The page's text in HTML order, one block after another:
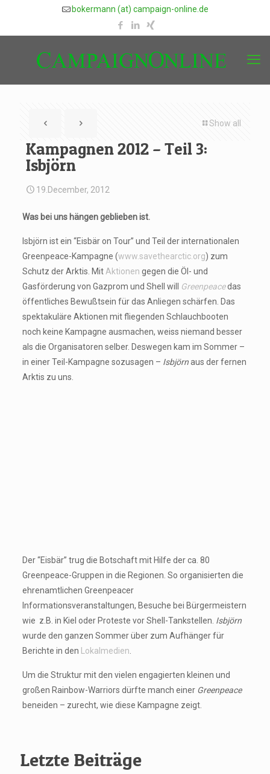
bokermann (at) campaign-online.de
Show all
Kampagnen 2012 – Teil 3:
Isbjörn
19.December, 2012
Was bei uns hängen geblieben ist.
Isbjörn ist ein “Eisbär on Tour” und Teil der internationalen
Greenpeace-Kampagne (www.savethearctic.org) zum
Schutz der Arktis. Mit Aktionen gegen die Öl- und
Gasförderung von Gazprom und Shell will
Greenpeacedas
öffentliches Bewußtsein für das Anliegen schärfen. Das
spektakuläre Aktionen mit fliegenden Schlauchbooten
noch keine Kampagne ausmachen, weiss niemand besser
als die Organisatoren selber. Deswegen kam im Sommer –
in einer Teil-Kampagne sozusagen – Isbjörnaus der fernen
Arktis zu uns.
Der “Eisbär” trug die Botschaft mit Hilfe der ca. 80
Greenpeace-Gruppen in die Regionen. So organisierten die
ehrenamtlichen Greenpeacer
Informationsveranstaltungen, Besuche bei Bürgermeistern
wie z.B. in Kiel oder Proteste vor Shell-Tankstellen. Isbjörn
wurde den ganzen Sommer über zum Aufhänger für
Berichte in den
Lokalmedien
Um die Struktur mit den vielen engagierten kleinen und
großen Rainbow-Warriors dürfte manch einer Greenpeace
beneiden – zurecht, wie diese Kampagne zeigt.
Letzte Beiträge